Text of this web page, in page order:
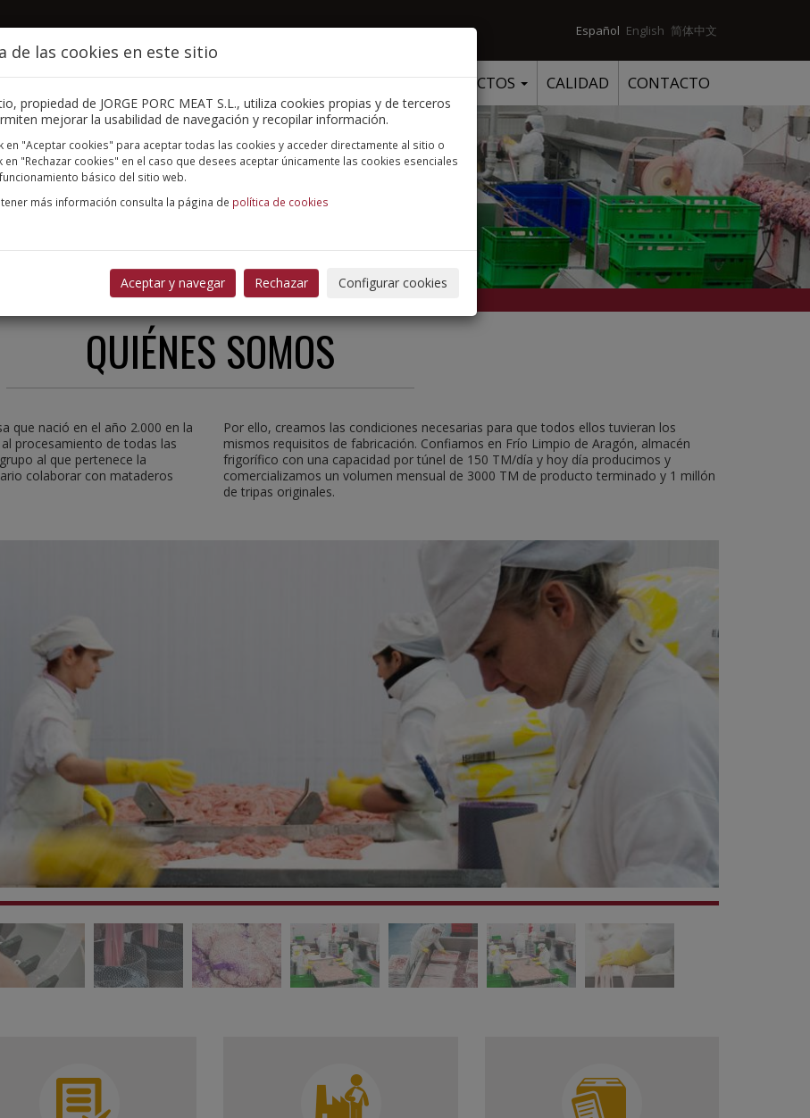
Español English 简体中文
INICIO QUIÉNES SOMOS SERVICIOS Y PROCESOS PRODUCTOS CALIDAD CONTACTO
QUIÉNES SOMOS
que nació en el año 2.000 en la
procesamiento de todas las
al que pertenece la
colaborar con mataderos
Por ello, creamos las condiciones necesarias para que todos ellos tuvieran los
mismos requisitos de fabricación. Confiamos en Frío Limpio de Aragón, almacén
frigorífico con una capacidad por túnel de 150 TM/día y hoy día producimos y
comercializamos un volumen mensual de 3000 TM de producto terminado y 1 millón
de tripas originales.
de las cookies en este sitio
propiedad de JORGE PORC MEAT S.L., utiliza cookies propias y de terceros
mejorar la usabilidad de navegación y recopilar información.
en "Aceptar cookies" para aceptar todas las cookies y acceder directamente al sitio o
en "Rechazar cookies" en el caso que desees aceptar únicamente las cookies esenciales
básico del sitio web.
más información consulta la página de política de cookies
Aceptar y navegar Rechazar Configurar cookies